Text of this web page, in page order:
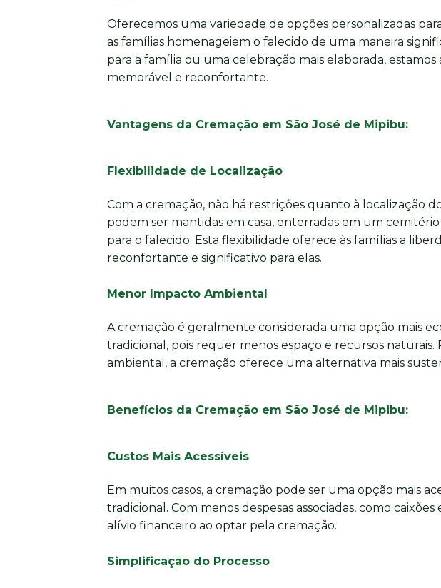
Oferecemos uma variedade de opções personalizadas
as famílias homenageiem o falecido de uma maneira
para a família ou uma celebração mais elaborada,
memorável e reconfortante.
Vantagens da Cremação em São José de Mipibu:
Flexibilidade de Localização
Com a cremação, não há restrições quanto à localização
podem ser mantidas em casa, enterradas em um
para o falecido. Esta flexibilidade oferece às famílias a
reconfortante e significativo para elas.
Menor Impacto Ambiental
A cremação é geralmente considerada uma opção mais
tradicional, pois requer menos espaço e recursos
ambiental, a cremação oferece uma alternativa mais
Benefícios da Cremação em São José de Mipibu:
Custos Mais Acessíveis
Em muitos casos, a cremação pode ser uma opção mais
tradicional. Com menos despesas associadas, como
alívio financeiro ao optar pela cremação.
Simplificação do Processo